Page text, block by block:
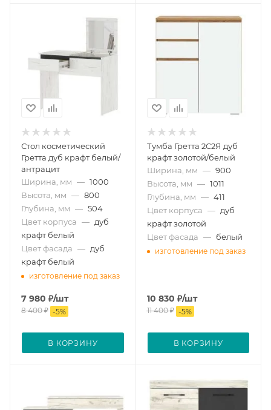
Стол косметический
Гретта дуб крафт белый/
антрацит
Ширина, мм — 1000
Высота, мм — 800
Глубина, мм — 504
Цвет корпуса — дуб
крафт белый
Цвет фасада — дуб
крафт белый
изготовление под заказ
7 980 ₽/шт
8 400₽ -5%
В КОРЗИНУ
Тумба Гретта 2С2Я дуб
крафт золотой/белый
Ширина, мм — 900
Высота, мм — 1011
Глубина, мм — 411
Цвет корпуса — дуб
крафт золотой
Цвет фасада — белый
изготовление под заказ
10 830 ₽/шт
11 400₽ -5%
В КОРЗИНУ